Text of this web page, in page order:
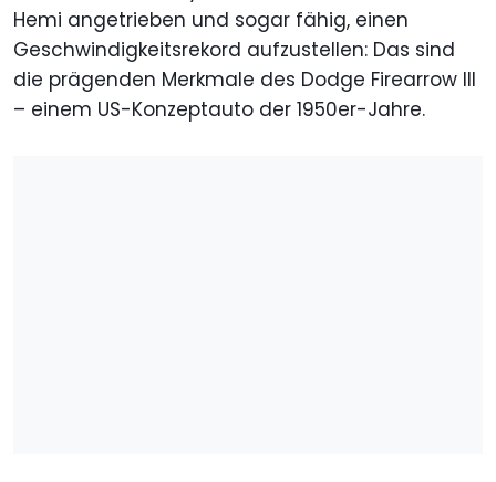
Hemi angetrieben und sogar fähig, einen
Geschwindigkeitsrekord aufzustellen: Das sind
die prägenden Merkmale des Dodge Firearrow III
– einem US-Konzeptauto der 1950er-Jahre.